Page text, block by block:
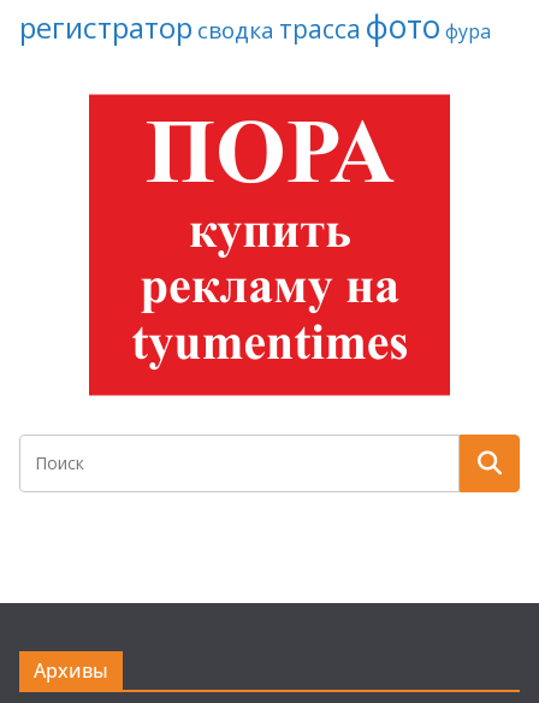
регистратор сводка трасса фото фура
Архивы